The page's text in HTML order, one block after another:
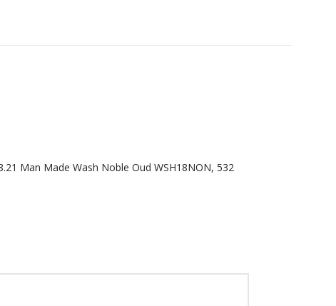
Man Made Wash Noble Oud WSH18NON, 532